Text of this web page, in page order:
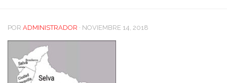
POR ADMINISTRADOR · NOVIEMBRE 14, 2018